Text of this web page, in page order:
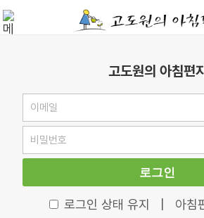
고도원의 아침편지
로그인
로그인 상태 유지 아침